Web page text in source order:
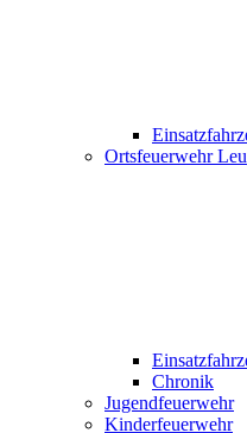
Ortsfeuerwehr
Chronik
Jugendfeuerwehr
Kinderfeuerwehr